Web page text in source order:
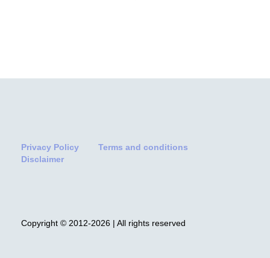
Privacy Policy
Terms and conditions
Disclaimer
Copyright © 2012-2026 | All rights reserved